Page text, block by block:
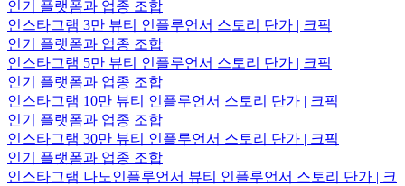
인기 플랫폼과 업종 조합
인스타그램 3만 뷰티 인플루언서 스토리 단가 | 크픽
인기 플랫폼과 업종 조합
인스타그램 5만 뷰티 인플루언서 스토리 단가 | 크픽
인기 플랫폼과 업종 조합
인스타그램 10만 뷰티 인플루언서 스토리 단가 | 크픽
인기 플랫폼과 업종 조합
인스타그램 30만 뷰티 인플루언서 스토리 단가 | 크픽
인기 플랫폼과 업종 조합
인스타그램 나노인플루언서 뷰티 인플루언서 스토리 단가 | 크